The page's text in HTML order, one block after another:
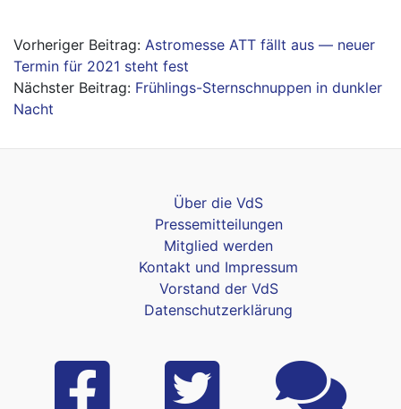
BeitragsnavigationAstromesse ATT fällt aus — neuer
Termin für 2021 steht fest
Frühlings-Sternschnuppen in dunkler
Nacht
Über die VdS
Pressemitteilungen
Mitglied werden
Kontakt und Impressum
Vorstand der VdS
Datenschutzerklärung